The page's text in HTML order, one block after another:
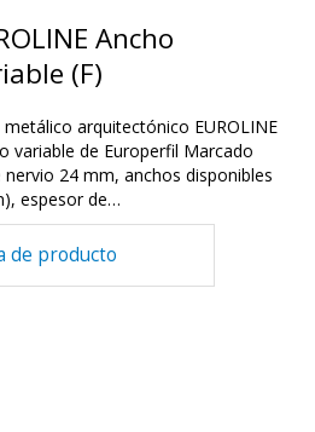
Ancho
(F)
metálico arquitectónico EUROLINE
variable de Europerfil Marcado
nervio 24 mm, anchos disponibles
espesor de…
de producto